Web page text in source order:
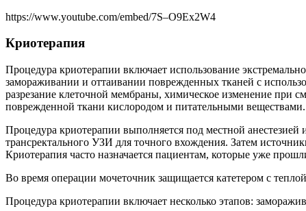
https://www.youtube.com/embed/7S–O9Ex2W4
Криотерапия
Процедура криотерапии включает использование
замораживании и оттаивании поврежденных тканей с
разрезание клеточной мембраны, химическое изменение при
поврежденной ткани кислородом и питательными веществами.
Процедура криотерапии выполняется под местной
трансректального УЗИ для точного вхождения. Затем
Криотерапия часто назначается пациентам, которые уже
Во время операции мочеточник защищается катетером с
Процедура криотерапии включает несколько этапов: